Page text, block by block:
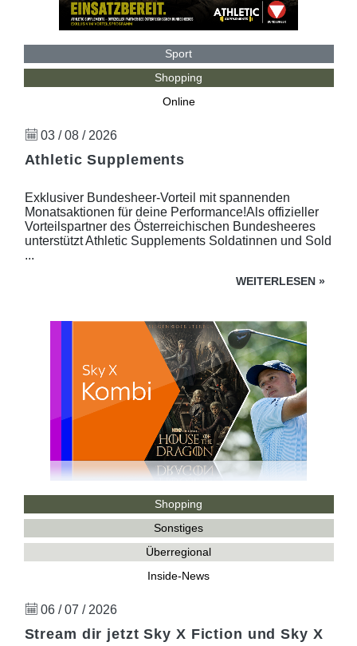
Sport
Shopping
Online
03 / 08 / 2026
Athletic Supplements
Exklusiver Bundesheer-Vorteil mit spannenden
Monatsaktionen für deine Performance!Als offizieller
Vorteilspartner des Österreichischen Bundesheeres
unterstützt Athletic Supplements Soldatinnen und Sold
...
WEITERLESEN »
Shopping
Sonstiges
Überregional
Inside-News
06 / 07 / 2026
Stream dir jetzt Sky X Fiction und Sky X